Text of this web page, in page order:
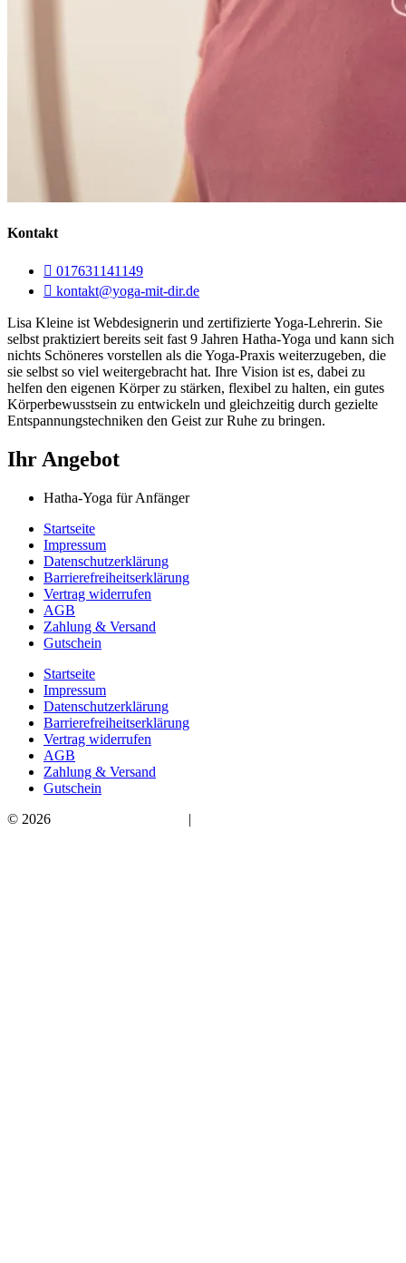
Kontakt
017631141149
kontakt@yoga-mit-dir.de
Lisa Kleine ist Webdesignerin und zertifizierte Yoga-Lehrerin. Sie
selbst praktiziert bereits seit fast 9 Jahren Hatha-Yoga und kann sich
nichts Schöneres vorstellen als die Yoga-Praxis weiterzugeben, die
sie selbst so viel weitergebracht hat. Ihre Vision ist es, dabei zu
helfen den eigenen Körper zu stärken, flexibel zu halten, ein gutes
Körperbewusstsein zu entwickeln und gleichzeitig durch gezielte
Entspannungstechniken den Geist zur Ruhe zu bringen.
Ihr Angebot
Hatha-Yoga für Anfänger
Startseite
Impressum
Datenschutzerklärung
Barrierefreiheitserklärung
Vertrag widerrufen
AGB
Zahlung & Versand
Gutschein
Startseite
Impressum
Datenschutzerklärung
Barrierefreiheitserklärung
Vertrag widerrufen
AGB
Zahlung & Versand
Gutschein
© 2026
|